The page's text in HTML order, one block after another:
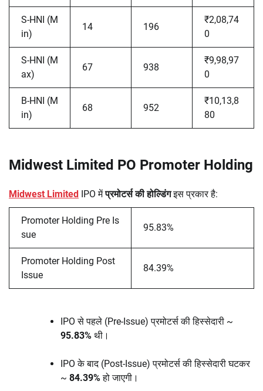
S-HNI (M
in)
14 196
₹2,08,74
0
S-HNI (M
ax)
67 938
₹9,98,97
0
B-HNI (M
in)
68 952
₹10,13,8
80
Midwest Limited PO Promoter Holding
Midwest Limited IPO मेंप्रमोटर्स की होल्डिंगइस प्रकार है:
Promoter Holding Pre Is
sue
95.83%
Promoter Holding Post
Issue
84.39%
IPO से पहले (Pre-Issue) प्रमोटर्स की हिस्सेदारी ~
95.83% थी।
IPO के बाद (Post-Issue) प्रमोटर्स की हिस्सेदारी घटकर
~ 84.39%हो जाएगी।